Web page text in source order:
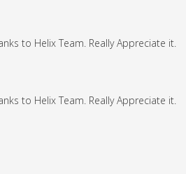
to Helix Team. Really Appreciate it.
to Helix Team. Really Appreciate it.